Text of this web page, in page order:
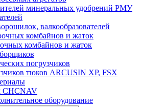
минеральных удобрений РМУ
валкообразователей
комбайнов и жаток
комбайнов и жаток
погрузчиков
тюков ARCUSIN XP, FSX
CHCNAV
оборудование